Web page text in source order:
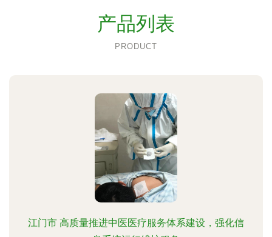
产品列表
PRODUCT
江门市 高质量推进中医医疗服务体系建设，强化信